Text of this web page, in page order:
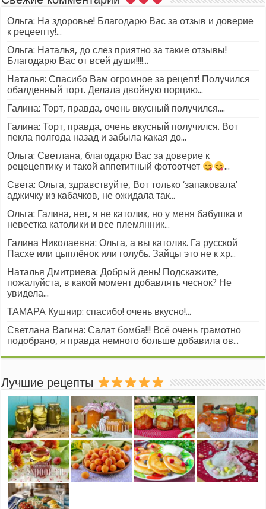
Ольга: На здоровье! Благодарю Вас за отзыв и доверие
к рецеепту!...
Ольга: Наталья, до слез приятно за такие отзывы!
Благодарю Вас от всей души!!!!...
Наталья: Спасибо Вам огромное за рецепт! Получился
обалденный торт. Делала двойную порцию...
Галина: Торт, правда, очень вкусный получился....
Галина: Торт, правда, очень вкусный получился. Вот
пекла полгода назад и забыла какая до...
Ольга: Светлана, благодарю Вас за доверие к
рецецептику и такой аппетитный фотоотчет
...
Света: Ольга, здравствуйте, Вот только ‘запаковала’
аджичку из кабачков, не ожидала так...
Ольга: Галина, нет, я не католик, но у меня бабушка и
невестка католики и все племянник...
Галина Николаевна: Ольга, а вы католик. Га русской
Пасхе или цыплёнок или голубь. Зайцы это не к хр...
Наталья Дмитриева: Добрый день! Подскажите,
пожалуйста, в какой момент добавлять чеснок? Не
увидела...
ТАМАРА Кушнир: спасибо! очень вкусно!...
Светлана Вагина: Салат бомба!!! Всё очень грамотно
подобрано, я правда немного больше добавила ов...
Лучшие рецепты